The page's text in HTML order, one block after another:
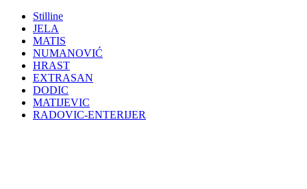
Stilline
JELA
MATIS
NUMANOVIĆ
HRAST
EXTRASAN
DODIC
MATIJEVIC
RADOVIC-ENTERIJER